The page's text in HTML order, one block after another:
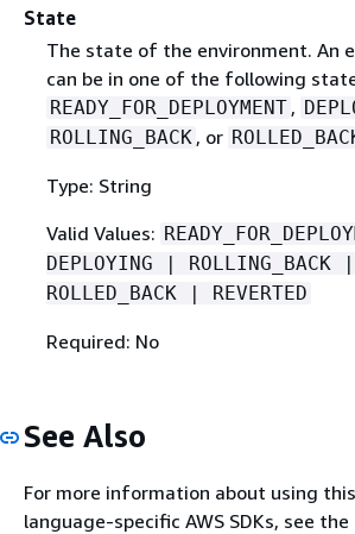
State
The state of the environment. An
can be in one of the following
READY_FOR_DEPLOYMENT ,
ROLLING_BACK , or
Type: String
Valid Values:
DEPLOYING | ROLLING_BACK |
ROLLED_BACK | REVERTED
Required: No
See Also
For more information about using
language-specific AWS SDKs, see